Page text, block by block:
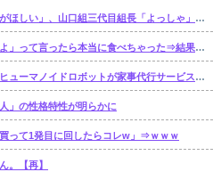
山口組三代目組長「よっしゃ」、昭和ヤバすぎ⇒！！！
」って言ったら本当に食べちゃった⇒結果ｗｗ
ーマノイドロボットが家事代行サービスを開始
」の性格特性が明らかに
って1発目に回したらコレw」⇒ｗｗｗ
。【再】